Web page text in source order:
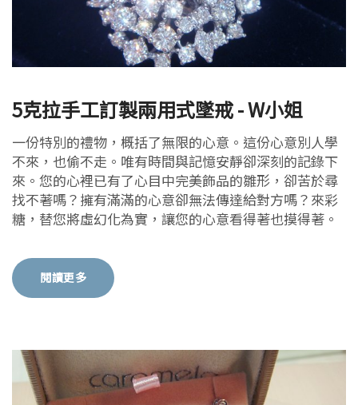
5克拉手工訂製兩用式墜戒 - W小姐
一份特別的禮物，概括了無限的心意。這份心意別人學
不來，也偷不走。唯有時間與記憶安靜卻深刻的記錄下
來。您的心裡已有了心目中完美飾品的雛形，卻苦於尋
找不著嗎？擁有滿滿的心意卻無法傳達給對方嗎？來彩
糖，替您將虛幻化為實，讓您的心意看得著也摸得著。
閱讀更多